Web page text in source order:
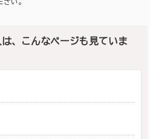
い。
、こんなページも見ていま